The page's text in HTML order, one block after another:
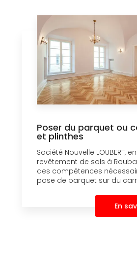
Poser du parquet ou
et plinthes
Société Nouvelle LOUBERT,
revêtement de sols à
des compétences
pose de parquet sur du
En